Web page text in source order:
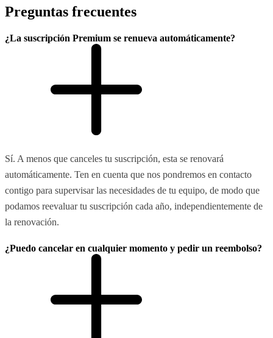
Preguntas frecuentes
¿La suscripción Premium se renueva automáticamente?
Sí. A menos que canceles tu suscripción, esta se renovará
automáticamente. Ten en cuenta que nos pondremos en contacto
contigo para supervisar las necesidades de tu equipo, de modo que
podamos reevaluar tu suscripción cada año, independientemente de
la renovación.
¿Puedo cancelar en cualquier momento y pedir un reembolso?